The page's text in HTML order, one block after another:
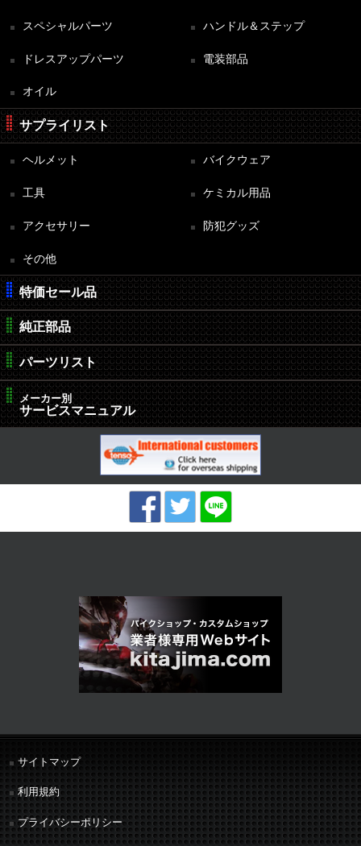
スペシャルパーツ ハンドル＆ステップ
ドレスアップパーツ 電装部品
オイル
サプライリスト
ヘルメット バイクウェア
工具 ケミカル用品
アクセサリー 防犯グッズ
その他
特価セール品
純正部品
パーツリスト
メーカー別
サービスマニュアル
サイトマップ
利用規約
プライバシーポリシー